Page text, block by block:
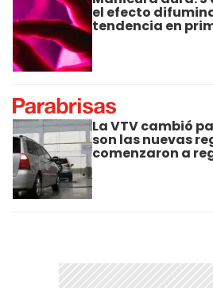
el efecto
tendencia en
La VTV cambió
son las nuevas
comenzaron a